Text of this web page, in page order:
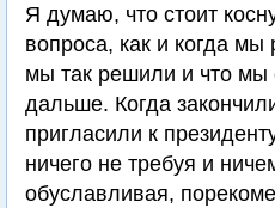
Я думаю, что стоит
вопроса, как и когда
мы так решили и что мы
дальше. Когда
пригласили к
ничего не требуя и
обуславливая,